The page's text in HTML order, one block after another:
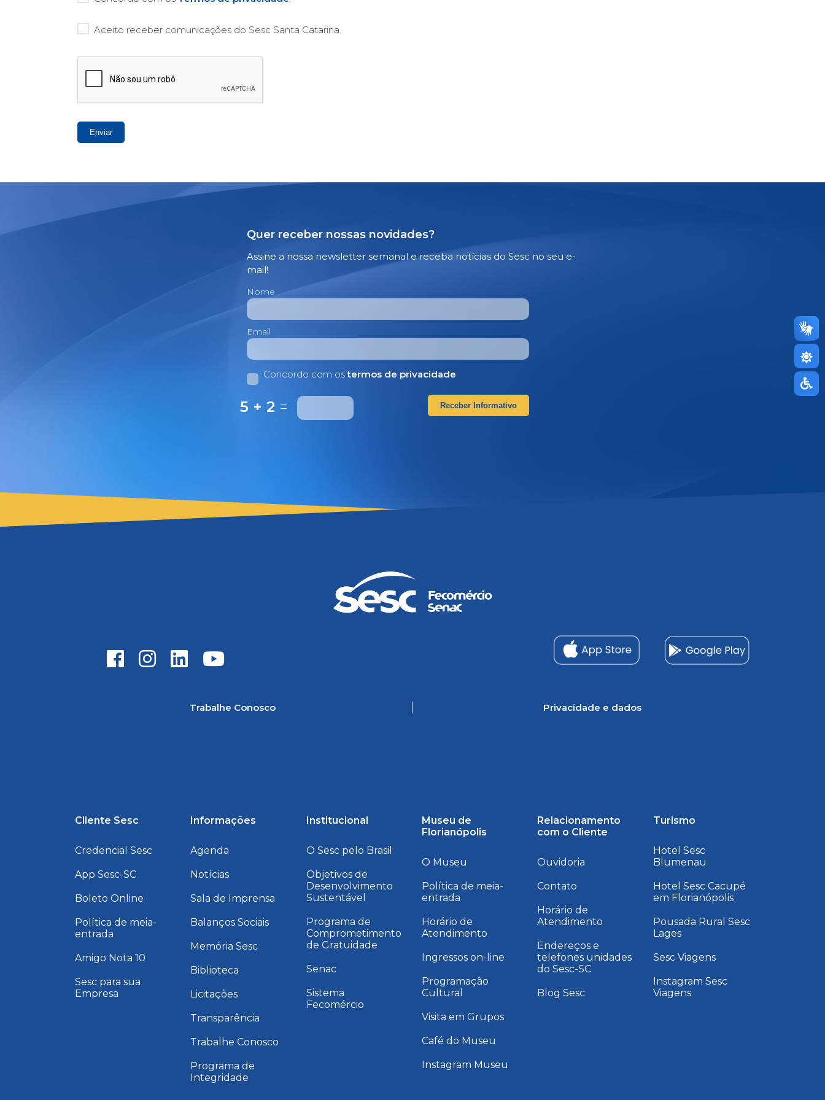
Aceito receber comunicações do Sesc Santa Catarina.
Enviar
Quer receber nossas novidades?
Assine a nossa newsletter semanal e receba notícias do Sesc no seu e-
mail!
Nome
Email
Concordo com ostermos de privacidade
5 + 2 = Receber Informativo
Trabalhe Conosco Privacidade e dados
Cliente Sesc
Credencial Sesc
App Sesc-SC
Boleto Online
Política de meia-
entrada
Amigo Nota 10
Sesc para sua
Empresa
Informações
Agenda
Notícias
Sala de Imprensa
Balanços Sociais
Memória Sesc
Biblioteca
Licitações
Transparência
Trabalhe Conosco
Programa de
Integridade
Institucional
O Sesc pelo Brasil
Objetivos de
Desenvolvimento
Sustentável
Programa de
Comprometimento
de Gratuidade
Senac
Sistema
Fecomércio
Museu de
Florianópolis
O Museu
Política de meia-
entrada
Horário de
Atendimento
Ingressos on-line
Programação
Cultural
Visita em Grupos
Café do Museu
Instagram Museu
Relacionamento
com o Cliente
Ouvidoria
Contato
Horário de
Atendimento
Endereços e
telefones unidades
do Sesc-SC
Blog Sesc
Turismo
Hotel Sesc
Blumenau
Hotel Sesc Cacupé
em Florianópolis
Pousada Rural Sesc
Lages
Sesc Viagens
Instagram Sesc
Viagens